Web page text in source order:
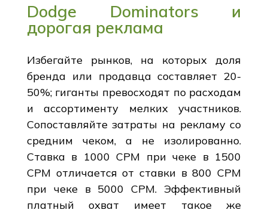
Dodge Dominators и
дорогая реклама
Избегайте рынков, на которых доля
бренда или продавца составляет 20-
50%; гиганты превосходят по расходам
и ассортименту мелких участников.
Сопоставляйте затраты на рекламу со
средним чеком, а не изолированно.
Ставка в 1000 CPM при чеке в 1500
CPM отличается от ставки в 800 CPM
при чеке в 5000 CPM. Эффективный
платный охват имеет такое же